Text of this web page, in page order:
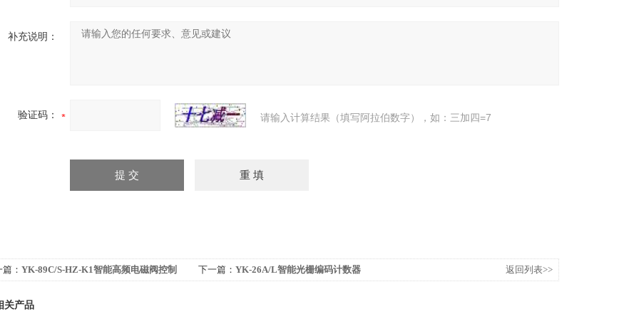
补充说明：
验证码： 请输入计算结果（填写阿拉伯数字），如：三加四=7
： YK-89C/S-HZ-K1智能高频电磁阀控制 下一篇： YK-26A/L智能光栅编码计数器 返回列表>>
关产品